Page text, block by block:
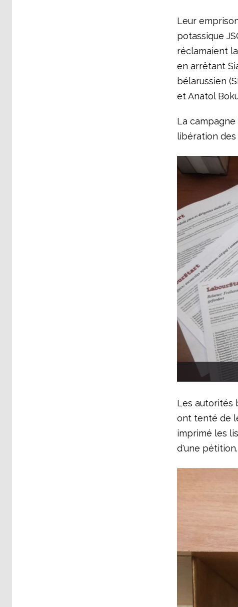
Leur
potassique
réclamaient
en arrêtant
bélarussien
et Anatol
La campagne
libération
Les autorités
ont tenté de
imprimé les
d'une pétition.